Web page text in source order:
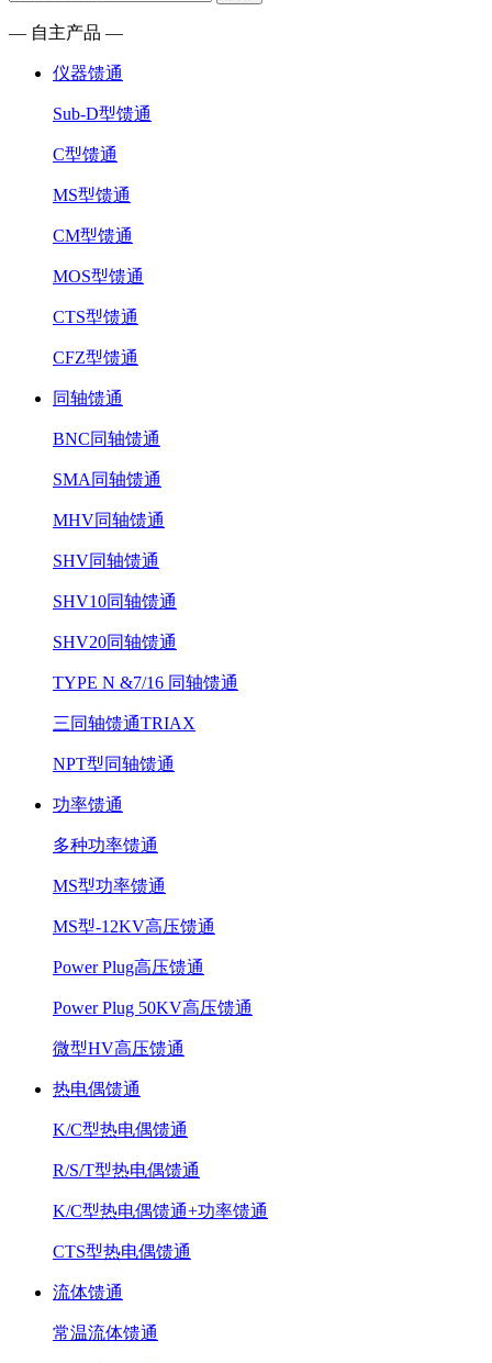
— 自主产品 —
仪器馈通
Sub-D型馈通
C型馈通
MS型馈通
CM型馈通
MOS型馈通
CTS型馈通
CFZ型馈通
同轴馈通
BNC同轴馈通
SMA同轴馈通
MHV同轴馈通
SHV同轴馈通
SHV10同轴馈通
SHV20同轴馈通
TYPE N &7/16 同轴馈通
三同轴馈通TRIAX
NPT型同轴馈通
功率馈通
多种功率馈通
MS型功率馈通
MS型-12KV高压馈通
Power Plug高压馈通
Power Plug 50KV高压馈通
微型HV高压馈通
热电偶馈通
K/C型热电偶馈通
R/S/T型热电偶馈通
K/C型热电偶馈通+功率馈通
CTS型热电偶馈通
流体馈通
常温流体馈通